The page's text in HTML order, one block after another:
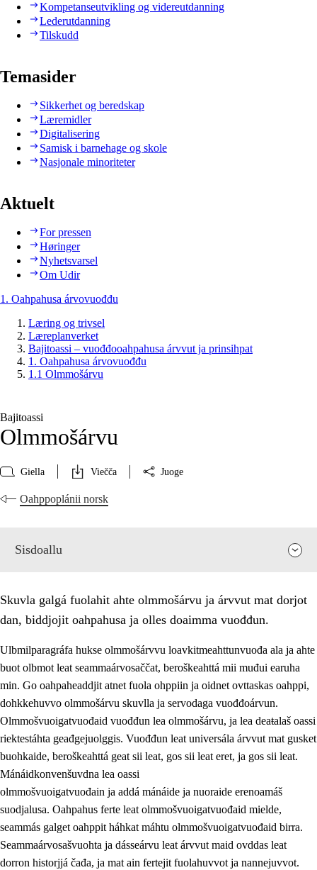
Kompetanseutvikling og videreutdanning
Lederutdanning
Tilskudd
Temasider
Sikkerhet og beredskap
Læremidler
Digitalisering
Samisk i barnehage og skole
Nasjonale minoriteter
Aktuelt
For pressen
Høringer
Nyhetsvarsel
Om Udir
1. Oahpahusa árvovuođđu
Læring og trivsel
Læreplanverket
Bajitoassi – vuođđooahpahusa árvvut ja prinsihpat
1. Oahpahusa árvovuođđu
1.1 Olmmošárvu
Bajitoassi
Olmmošárvu
Giella Viečča Juoge
Oahppoplánii norsk
Sisdoallu
1. Oahpahusa árvovuođđu
1.1 Olmmošárvu
1.2 Identitehta ja kultuvrralaš girjáivuohta
1.3 Kritihkalaš jurddašeapmi ja ehtalaš diđolašvuohta
1.4 Hutkanillu, beroštupmi ja suokkardanhuovva
Skuvla galgá fuolahit ahte olmmošárvu ja árvvut mat dorjot
dan, biddjojit oahpahusa ja olles doaimma vuođđun.
Ulbmilparagráfa hukse olmmošárvvu loavkitmeahttunvuođa ala ja ahte
buot olbmot leat seammaárvosaččat, beroškeahttá mii muđui earuha
min. Go oahpaheaddjit atnet fuola ohppiin ja oidnet ovttaskas oahppi,
dohkkehuvvo olmmošárvu skuvlla ja servodaga vuođđoárvun.
Olmmošvuoigatvuođaid vuođđun lea olmmošárvu, ja lea deaŧalaš oassi
riektestáhta geađgejuolggis. Vuođđun leat universála árvvut mat gusket
buohkaide, beroškeahttá geat sii leat, gos sii leat eret, ja gos sii leat.
Mánáidkonvenšuvdna lea oassi
olmmošvuoigatvuođain ja addá mánáide ja nuoraide erenoamáš
suodjalusa. Oahpahus ferte leat olmmošvuoigatvuođaid mielde,
seammás galget oahppit háhkat máhtu olmmošvuoigatvuođaid birra.
Seammaárvosašvuohta ja dásseárvu leat árvvut maid ovddas leat
dorron historjjá čađa, ja mat ain fertejit fuolahuvvot ja nannejuvvot.